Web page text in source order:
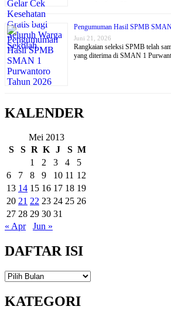
Pengumuman Hasil SPMB
Juni 21, 2026
Rangkaian seleksi SPMB telah
yang diterima di SMAN 1
KALENDER
Mei 2013
S
S R K J S M
1
2 3 4
5
6
7 8 9 10 11 12
13 14 15 16 17 18 19
20 21 22 23 24 25 26
27 28 29 30 31
« Apr
Jun »
DAFTAR ISI
DAFTAR
KATEGORI